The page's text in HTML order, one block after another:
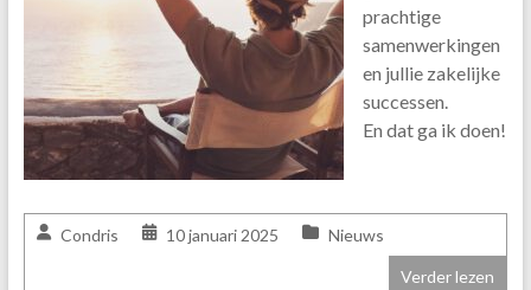
prachtige
samenwerkingen
en jullie zakelijke
successen.
En dat ga ik doen!
Condris 10 januari 2025 Nieuws
Verder lezen